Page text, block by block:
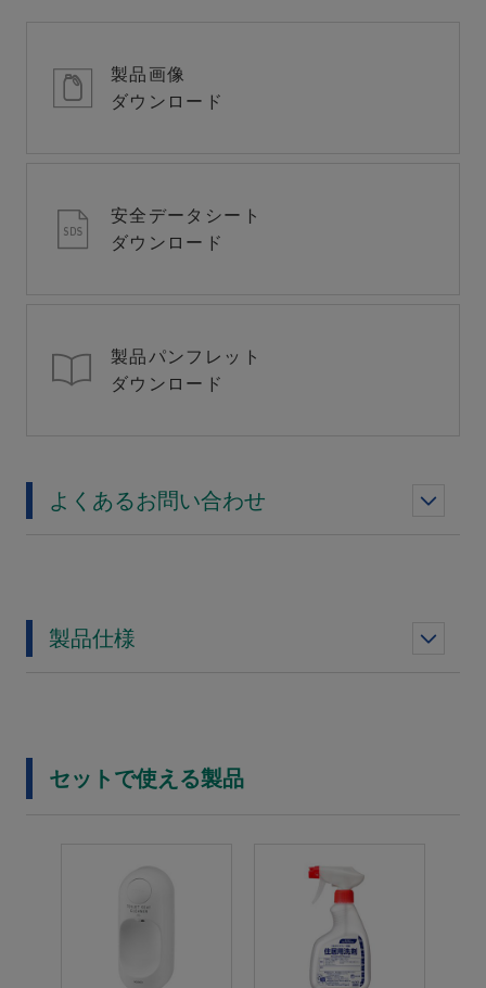
製品画像
ダウンロード
安全データシート
ダウンロード
製品パンフレット
ダウンロード
よくあるお問い合わせ
製品仕様
セットで使える製品